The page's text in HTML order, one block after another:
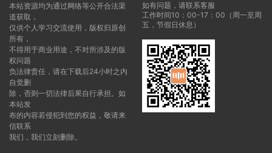
本站资源均为通过网络等公开合法渠
道获取，
仅供个人学习交流使用，版权归原创
所有，
不得用于商业用途，不对所涉及的版
权问题
负法律责任，请在下载后24小时之内
自觉删
除，否则一切法律后果自行承担。如
本站发
布的内容若侵犯到您的权益，敬请来
信联系
我们，我们立刻删除。
如有问题，请联系客服
工作时间10：00-17：00（周一至周
五，节假日休息）